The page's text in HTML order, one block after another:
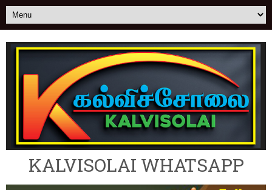
KALVISOLAI WHATSAPP